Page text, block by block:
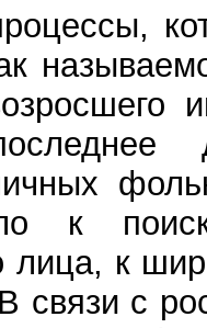
к
лица, к
связи с